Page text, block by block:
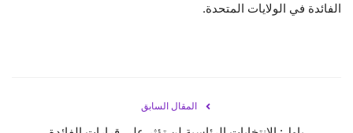
الفائدة في الولايات المتحدة.
المقال السابق